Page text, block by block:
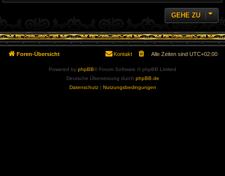
GEHE ZU
Foren-Übersicht Alle Zeiten sind UTC+02:00
Kontakt
Powered by phpBB® Forum Software © phpBB Limited
Deutsche Übersetzung durch phpBB.de
Datenschutz| Nutzungsbedingungen